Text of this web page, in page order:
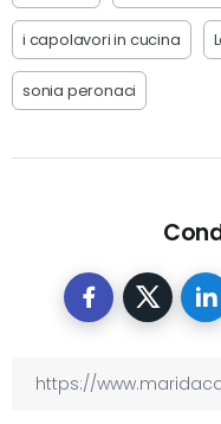
i capolavori in cucina
sonia peronaci